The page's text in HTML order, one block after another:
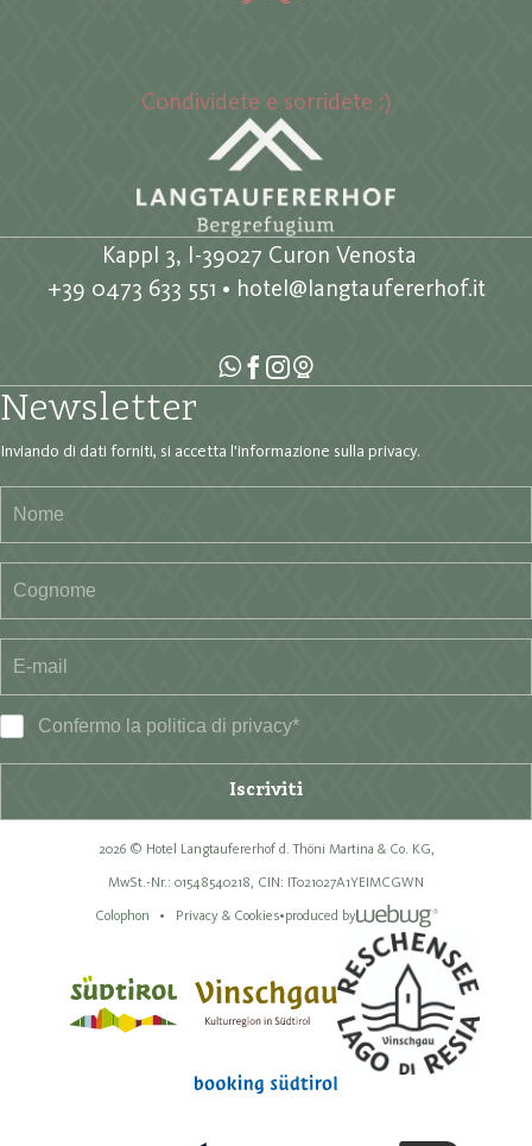
Condividete e sorridete :)
Kappl 3, I-39027 Curon Venosta
+39 0473 633 551 • hotel@langtaufererhof.it
Newsletter
Inviando di dati forniti, si accetta l'informazione sulla privacy.
Confermo la politica di privacy*
Iscriviti
2026 © Hotel Langtaufererhof d. Thöni Martina & Co. KG,
MwSt.-Nr.: 01548540218, CIN: IT021027A1YEIMCGWN
Colophon
Privacy & Cookies•produced by